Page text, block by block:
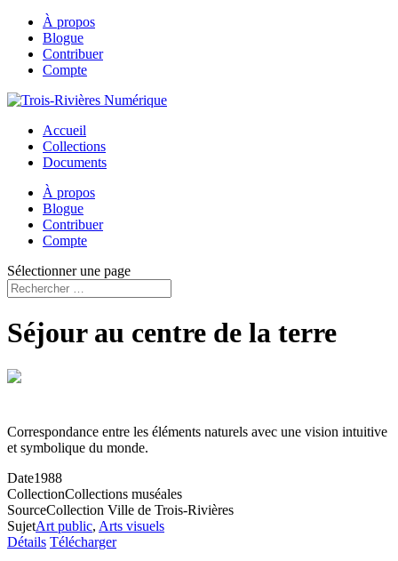
À propos
Blogue
Contribuer
Compte
Accueil
Collections
Documents
À propos
Blogue
Contribuer
Compte
Sélectionner une page
Séjour au centre de la terre
Correspondance entre les éléments naturels avec une vision intuitive
et symbolique du monde.
Date1988
CollectionCollections muséales
SourceCollection Ville de Trois-Rivières
SujetArt public, Arts visuels
Détails Télécharger